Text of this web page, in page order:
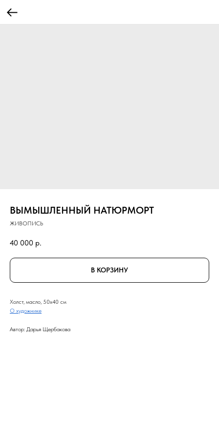
ВЫМЫШЛЕННЫЙ НАТЮРМОРТ
ЖИВОПИСЬ
40 000 р.
В КОРЗИНУ
Холст, масло, 50x40 см
О художнике
Автор: Дарья Щербакова